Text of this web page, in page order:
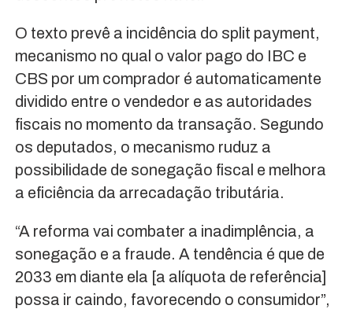
O texto prevê a incidência do split payment,
mecanismo no qual o valor pago do IBC e
CBS por um comprador é automaticamente
dividido entre o vendedor e as autoridades
fiscais no momento da transação. Segundo
os deputados, o mecanismo ruduz a
possibilidade de sonegação fiscal e melhora
a eficiência da arrecadação tributária.
“A reforma vai combater a inadimplência, a
sonegação e a fraude. A tendência é que de
2033 em diante ela [a alíquota de referência]
possa ir caindo, favorecendo o consumidor”,